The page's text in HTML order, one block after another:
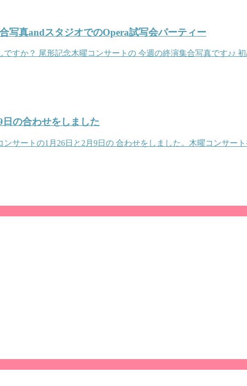
写真andスタジオでのOpera試写会パーティー
すか？ 尾形記念木曜コンサートの 今週の終演集合写真です♪♪
の合わせをしました
サートの1月26日と2月9日の 合わせをしました。木曜コンサー